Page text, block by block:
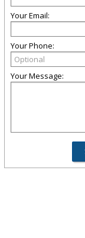
Your Email:
Your Phone:
Your Message: